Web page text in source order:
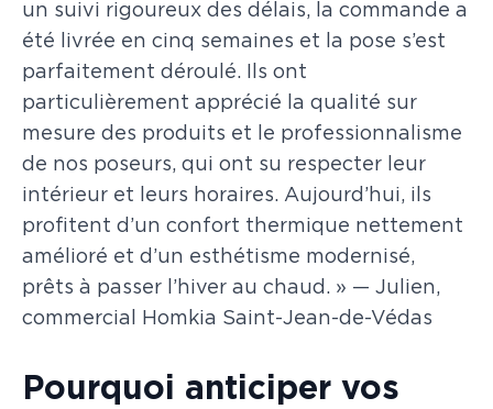
un suivi rigoureux des délais, la commande a
été livrée en cinq semaines et la pose s’est
parfaitement déroulé. Ils ont
particulièrement apprécié la qualité sur
mesure des produits et le professionnalisme
de nos poseurs, qui ont su respecter leur
intérieur et leurs horaires. Aujourd’hui, ils
profitent d’un confort thermique nettement
amélioré et d’un esthétisme modernisé,
prêts à passer l’hiver au chaud. » — Julien,
commercial Homkia Saint-Jean-de-Védas
Pourquoi anticiper vos